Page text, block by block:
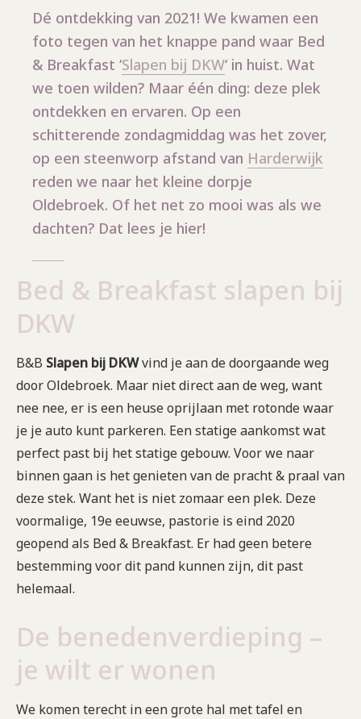
Dé ontdekking van 2021! We kwamen een
foto tegen van het knappe pand waar Bed
& Breakfast ‘Slapen bij DKW‘ in huist. Wat
we toen wilden? Maar één ding: deze plek
ontdekken en ervaren. Op een
schitterende zondagmiddag was het zover,
op een steenworp afstand van Harderwijk
reden we naar het kleine dorpje
Oldebroek. Of het net zo mooi was als we
dachten? Dat lees je hier!
Bed & Breakfast slapen bij
DKW
B&B Slapen bij DKWvind je aan de doorgaande weg
door Oldebroek. Maar niet direct aan de weg, want
nee nee, er is een heuse oprijlaan met rotonde waar
je je auto kunt parkeren. Een statige aankomst wat
perfect past bij het statige gebouw. Voor we naar
binnen gaan is het genieten van de pracht & praal van
deze stek. Want het is niet zomaar een plek. Deze
voormalige, 19e eeuwse, pastorie is eind 2020
geopend als Bed & Breakfast. Er had geen betere
bestemming voor dit pand kunnen zijn, dit past
helemaal.
De benedenverdieping –
je wilt er wonen
We komen terecht in een grote hal met tafel en